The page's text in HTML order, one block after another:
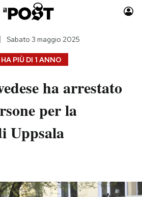
Auto
Moda
Consumismi
Storie/Idee
Altrecose
PIÙ DI 1 ANNO
Sabato 3 maggio 2025
ha arrestato
per la
Uppsala